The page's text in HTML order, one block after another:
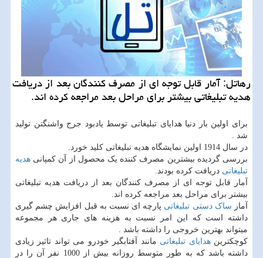
رهاتل: آمار قابل توجه ای از مصرف كنندگان بعد از دریافت
هدیه تبلیغاتی بیشتر برای مراحل بعد مراجعه كرده اند.
برای اولین بار دنیا هدایای تبلیغاتی توسط یادبود جرج واشنگتن تولید
شد .
در سال 1914 اولین نمایشگاه هدیه تبلیغاتی کلید خورد.
بررسی گردیده بیشترین مصرف کننده یک محصول از آن کمپانی هدیه
تبلیغاتی دریافت کرده بودند.
آمار قابل توجه ای از مصرف کنندگان بعد از دریافت هدیه تبلیغاتی
بیشتر برای مراحل بعد مراجعه کرده اند.
آمار ساک دستی تبلیغاتی پارچه ای نسبت به قبل افزایش چشم گیری
داشته است که این امر نسبت به هزینه های جاری هر مجموعه
میتواند بهترین خروجی را داشته باشد .
کوچکترینهدایای تبلیغاتی مانند آفتابگیر خودرو می تواند تاثیر زیادی
داشته باشد که به طور متوسط روزانه بیش از 1000 نفر آن را در